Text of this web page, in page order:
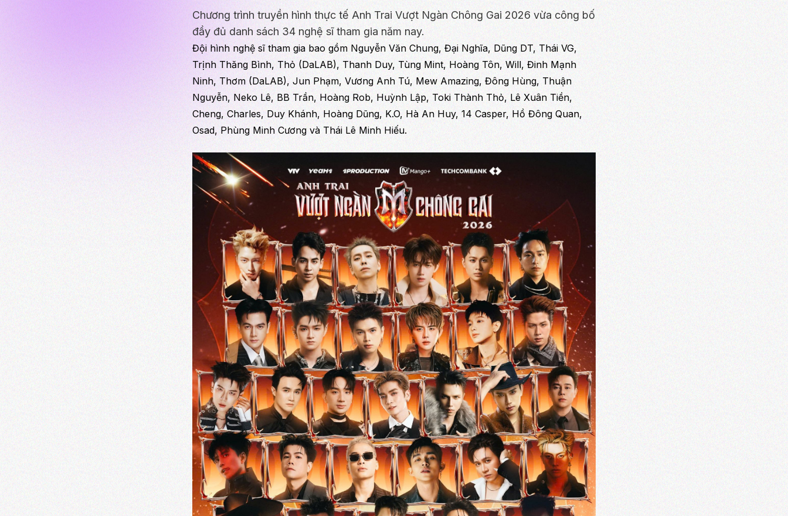
Chương trình truyền hình thực tế Anh Trai Vượt Ngàn Chông Gai 2026 vừa công bố
đầy đủ danh sách 34 nghệ sĩ tham gia năm nay.
Đội hình nghệ sĩ tham gia bao gồm Nguyễn Văn Chung, Đại Nghĩa, Dũng DT, Thái VG,
Trịnh Thăng Bình, Thỏ (DaLAB), Thanh Duy, Tùng Mint, Hoàng Tôn, Will, Đinh Mạnh
Ninh, Thơm (DaLAB), Jun Phạm, Vương Anh Tú, Mew Amazing, Đông Hùng, Thuận
Nguyễn, Neko Lê, BB Trần, Hoàng Rob, Huỳnh Lập, Toki Thành Thỏ, Lê Xuân Tiền,
Cheng, Charles, Duy Khánh, Hoàng Dũng, K.O, Hà An Huy, 14 Casper, Hồ Đông Quan,
Osad, Phùng Minh Cương và Thái Lê Minh Hiếu.